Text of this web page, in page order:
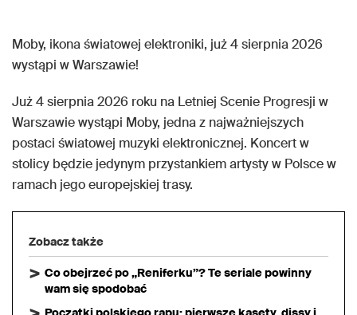
Moby, ikona światowej elektroniki, już 4 sierpnia 2026
wystąpi w Warszawie!
Już 4 sierpnia 2026 roku na Letniej Scenie Progresji w
Warszawie wystąpi Moby, jedna z najważniejszych
postaci światowej muzyki elektronicznej. Koncert w
stolicy będzie jedynym przystankiem artysty w Polsce w
ramach jego europejskiej trasy.
Zobacz także
Co obejrzeć po „Reniferku”? Te seriale powinny
wam się spodobać